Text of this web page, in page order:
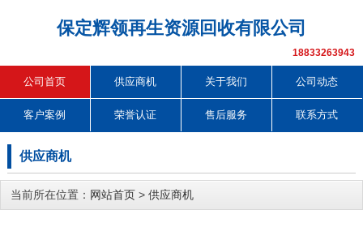
保定辉领再生资源回收有限公司
18833263943
公司首页 供应商机 关于我们 公司动态
客户案例 荣誉认证 售后服务 联系方式
供应商机
当前所在位置： 网站首页 > 供应商机